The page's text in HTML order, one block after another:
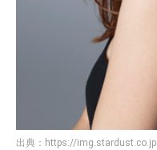
出典： https://img.stardust.co.jp